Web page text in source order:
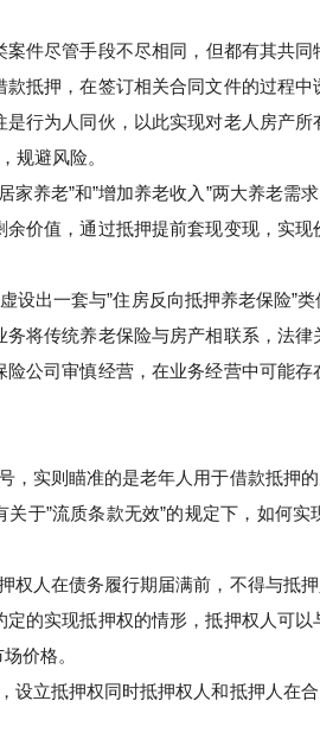
案件尽管手段不尽相同，但都有其
抵押，在签订相关合同文件的过程
行为人同伙，以此实现对老人房产
规避风险。
家养老”和”增加养老收入”两大养老
价值，通过抵押提前套现变现，实
设出一套与”住房反向抵押养老保险”
将传统养老保险与房产相联系，法
公司审慎经营，在业务经营中可能
，实则瞄准的是老年人用于借款抵押
于”流质条款无效”的规定下，如何
权人在债务履行期届满前，不得与抵
的实现抵押权的情形，抵押权人可
价格。
设立抵押权同时抵押权人和抵押人